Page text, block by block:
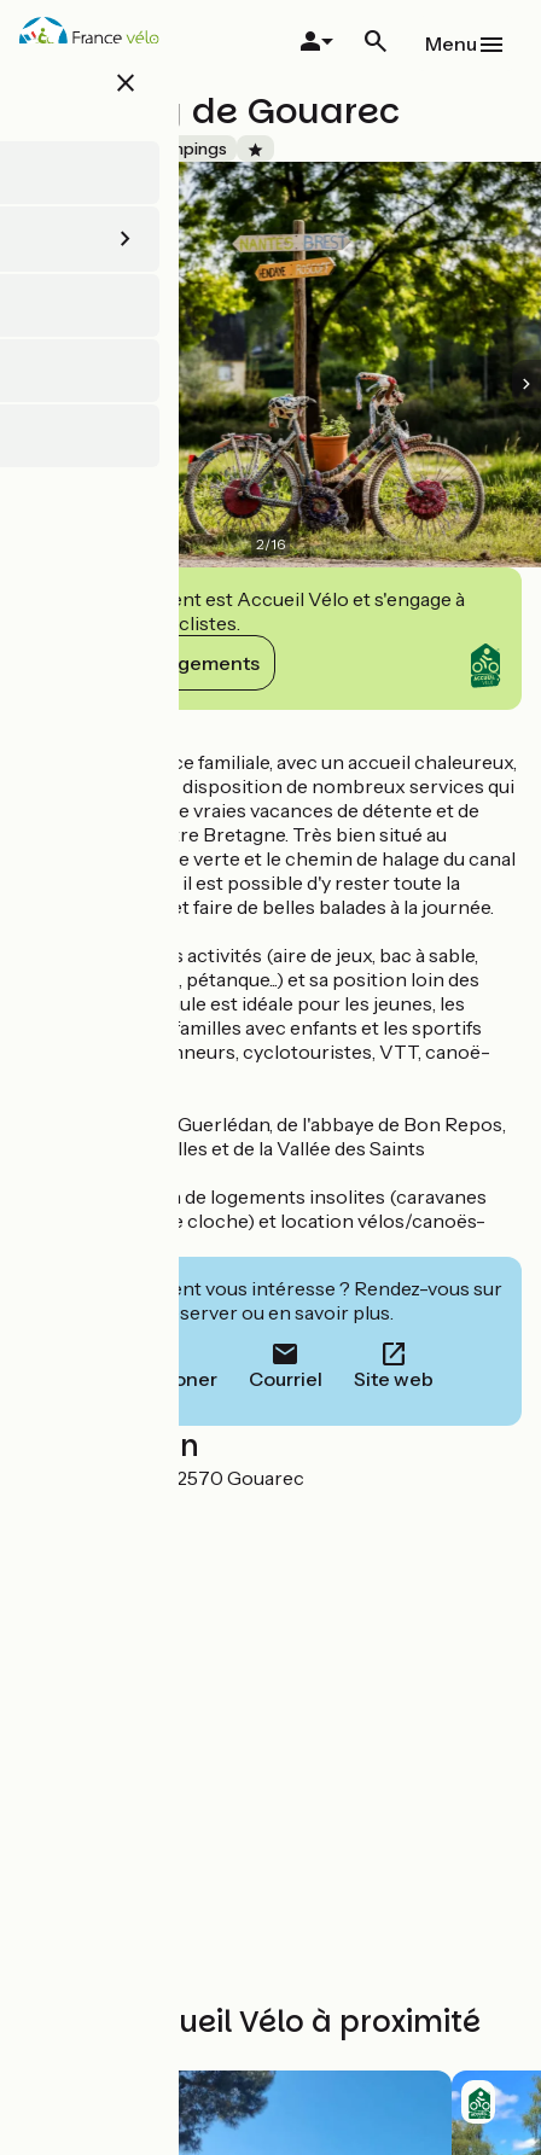
Aller
au
close
Menu
Camping de Gouarec
Campings
2/16
Cet établissement est Accueil Vélo et s'engage à
accueillir des cyclistes.
Voir ses engagements
Dans une ambiance familiale, avec un accueil chaleureux,
vous aurez à votre disposition de nombreux services qui
vous assureront de vraies vacances de détente et de
bien-être en Centre Bretagne. Très bien situé au
carrefour de la voie verte et le chemin de halage du canal
de Nantes à Brest, il est possible d'y rester toute la
semaine, ou plus, et faire de belles balades à la journée.
Avec ses multiples activités (aire de jeux, bac à sable,
boules bretonnes, pétanque...) et sa position loin des
routes, cette formule est idéale pour les jeunes, les
moins jeunes, les familles avec enfants et les sportifs
itinérants (randonneurs, cyclotouristes, VTT, canoë-
Proche de Lac de Guerlédan, de l'abbaye de Bon Repos,
des Forges des Salles et de la Vallée des Saints
Camping, location de logements insolites (caravanes
relookées et tente cloche) et location vélos/canoës-
Cet établissement vous intéresse ? Rendez-vous sur
leur site pour réserver ou en savoir plus.
Téléphoner Courriel Site web
Localisation
Le Bout du Pont 22570 Gouarec
Autres Accueil Vélo à proximité